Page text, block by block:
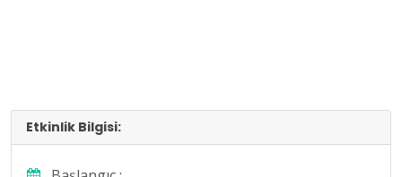
Etkinlik Bilgisi: